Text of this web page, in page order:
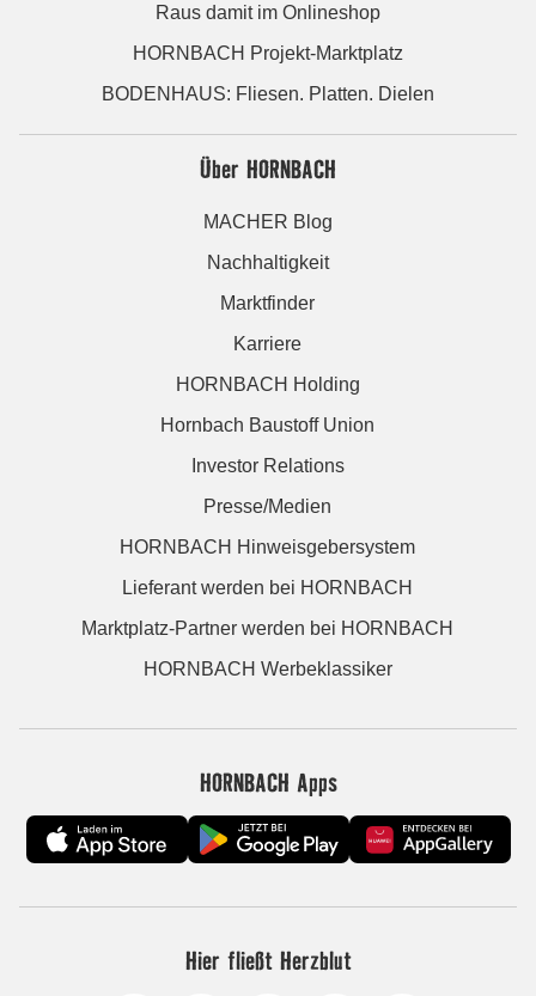
Raus damit im Onlineshop
HORNBACH Projekt-Marktplatz
BODENHAUS: Fliesen. Platten. Dielen
Über HORNBACH
MACHER Blog
Nachhaltigkeit
Marktfinder
Karriere
HORNBACH Holding
Hornbach Baustoff Union
Investor Relations
Presse/Medien
HORNBACH Hinweisgebersystem
Lieferant werden bei HORNBACH
Marktplatz-Partner werden bei HORNBACH
HORNBACH Werbeklassiker
HORNBACH Apps
Hier fließt Herzblut